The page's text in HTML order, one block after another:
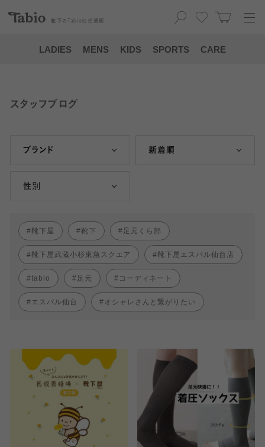
靴下の Tabio 公式通販
LADIES MENS KIDS SPORTS CARE
スタッフブログ
ブランド 新着順
性別
靴下屋 靴下 足元くら部
靴下屋武蔵小杉東急スクエア 靴下屋エスパル仙台店
tabio 足元 コーディネート
エスパル仙台 オシャレさんと繋がりたい